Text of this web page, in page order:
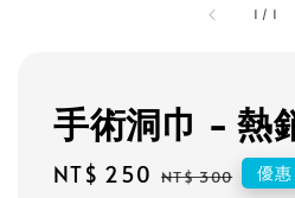
1 / 1
手術洞巾 - 熱
Sale
NT$ 250 Regular
NT$ 300 優惠